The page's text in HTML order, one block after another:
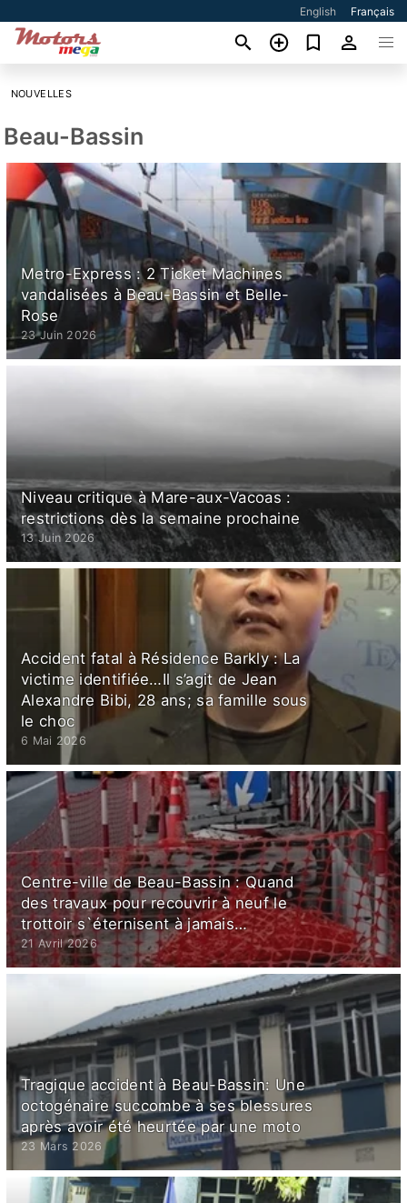
English Français
NOUVELLES
Beau-Bassin
Metro-Express : 2 Ticket Machines
vandalisées à Beau-Bassin et Belle-
Rose
23 Juin 2026
Niveau critique à Mare-aux-Vacoas :
restrictions dès la semaine prochaine
13 Juin 2026
Accident fatal à Résidence Barkly : La
victime identifiée…Il s’agit de Jean
Alexandre Bibi, 28 ans; sa famille sous
le choc
6 Mai 2026
Centre-ville de Beau-Bassin : Quand
des travaux pour recouvrir à neuf le
trottoir s`éternisent à jamais…
21 Avril 2026
Tragique accident à Beau-Bassin: Une
octogénaire succombe à ses blessures
après avoir été heurtée par une moto
23 Mars 2026